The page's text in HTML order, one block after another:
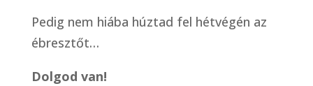
Pedig nem hiába húztad fel hétvégén az
ébresztőt…
Dolgod van!